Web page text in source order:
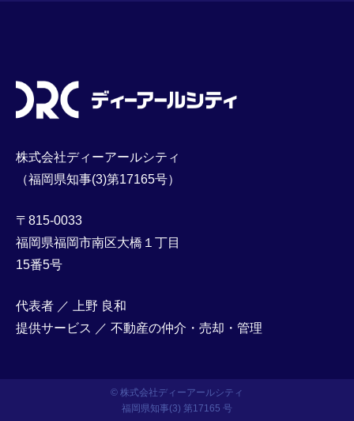
株式会社ディーアールシティ
（福岡県知事(3)第17165号）
〒815-0033
福岡県福岡市南区大橋１丁目
15番5号
代表者 ／ 上野 良和
提供サービス ／ 不動産の仲介・売却・管理
© 株式会社ディーアールシティ
福岡県知事(3) 第17165 号